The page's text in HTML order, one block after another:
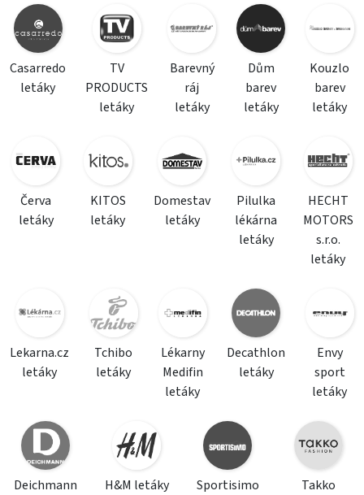
Casarredo
letáky
TV
PRODUCTS
letáky
Barevný
ráj
letáky
Dům
barev
letáky
Kouzlo
barev
letáky
Červa
letáky
KITOS
letáky
Domestav
letáky
Pilulka
lékárna
letáky
HECHT
MOTORS
s.r.o.
letáky
Lekarna.cz
letáky
Tchibo
letáky
Lékarny
Medifin
letáky
Decathlon
letáky
Envy
sport
letáky
Deichmann
H&M letáky
Sportisimo
Takko